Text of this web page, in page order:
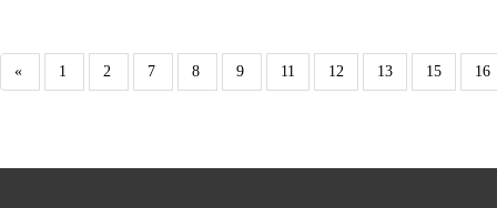
« 1 2 7 8 9 11 12 13 15 16